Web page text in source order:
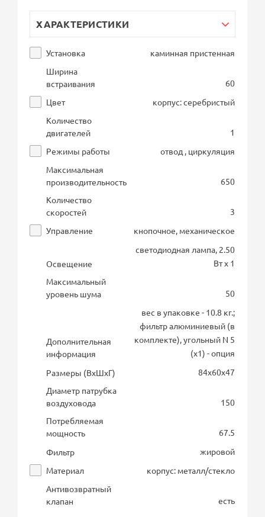
ХАРАКТЕРИСТИКИ
Установка
каминная пристенная
Ширина
встраивания
60
Цвет
корпус: серебристый
Количество
двигателей
1
Режимы работы
отвод , циркуляция
Максимальная
производительность
650
Количество
скоростей
3
Управление
кнопочное, механическое
Освещение
светодиодная лампа, 2.50
Вт х 1
Максимальный
уровень шума
50
Дополнительная
информация
вес в упаковке - 10.8 кг.;
фильтр алюминиевый (в
комплекте), угольный N 5
(х1) - опция
Размеры (ВхШхГ)
84х60х47
Диаметр патрубка
воздуховода
150
Потребляемая
мощность
67.5
Фильтр
жировой
Материал
корпус: металл/стекло
Антивозвратный
клапан
есть